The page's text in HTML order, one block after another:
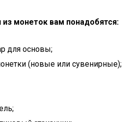
из монеток вам понадобятся:
для основы;
(новые или сувенирные);